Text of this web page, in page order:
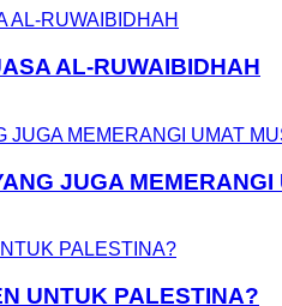
AL-RUWAIBIDHAH
JUGA MEMERANGI
UNTUK PALESTINA?